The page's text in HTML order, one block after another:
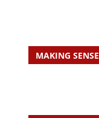
MAKING